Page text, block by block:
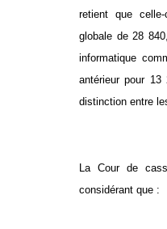
retient que
globale de 28
informatique
antérieur pour 13
distinction entre
La Cour de
considérant que :